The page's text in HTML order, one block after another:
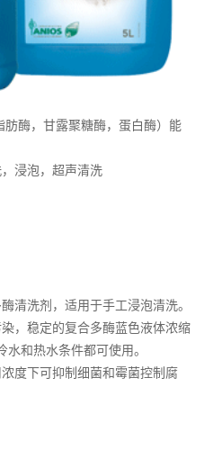
酶，甘露聚糖酶，蛋白酶）能
浸泡，超声清洗
清洗剂，适用于手工浸泡清洗。
，稳定的复合多酶蓝色液体浓缩
和热水条件都可使用。
度下可抑制细菌和霉菌控制腐